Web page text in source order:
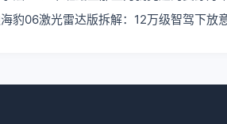
豹06激光雷达版拆解：12万级智驾下放